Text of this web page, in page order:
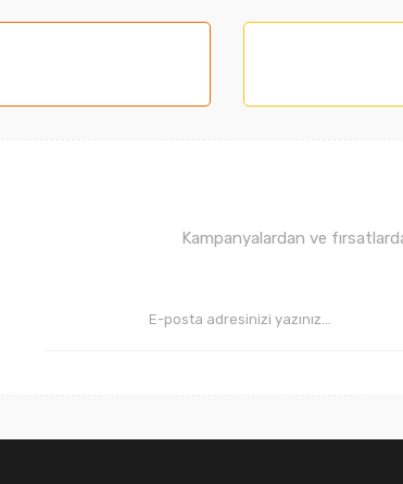
Ürün açıklamasında eksik bilgiler bulunuyor.
Kampanyalardan ve